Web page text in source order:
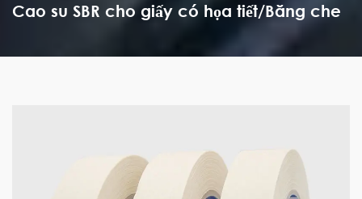
Cao su SBR cho giấy có họa tiết/Băng che